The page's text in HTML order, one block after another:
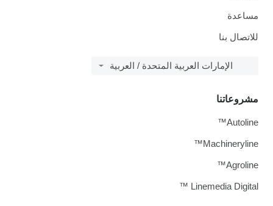
مساعدة
للاتصال بنا
الإمارات العربية المتحدة / العربية
مشروعاتنا
Autoline™
Machineryline™
Agroline™
Linemedia Digital ™